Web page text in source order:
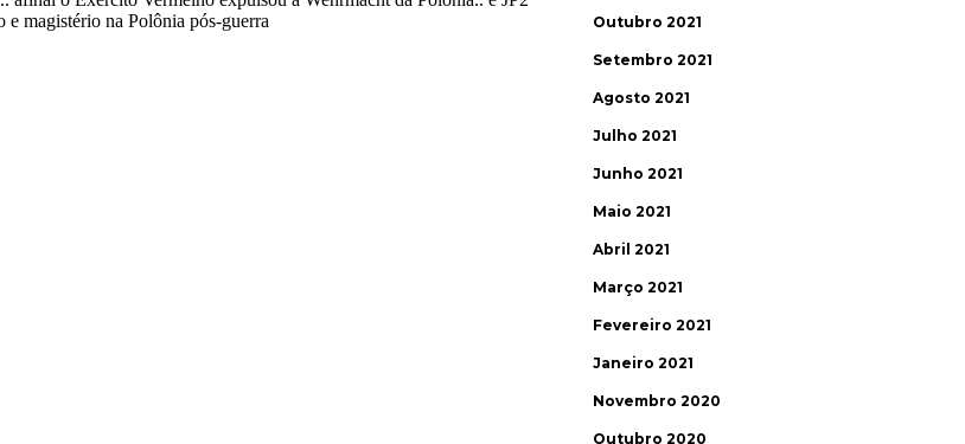
Outubro 2021
Setembro 2021
Agosto 2021
Julho 2021
Junho 2021
Maio 2021
Abril 2021
Março 2021
Fevereiro 2021
Janeiro 2021
Novembro 2020
Outubro 2020